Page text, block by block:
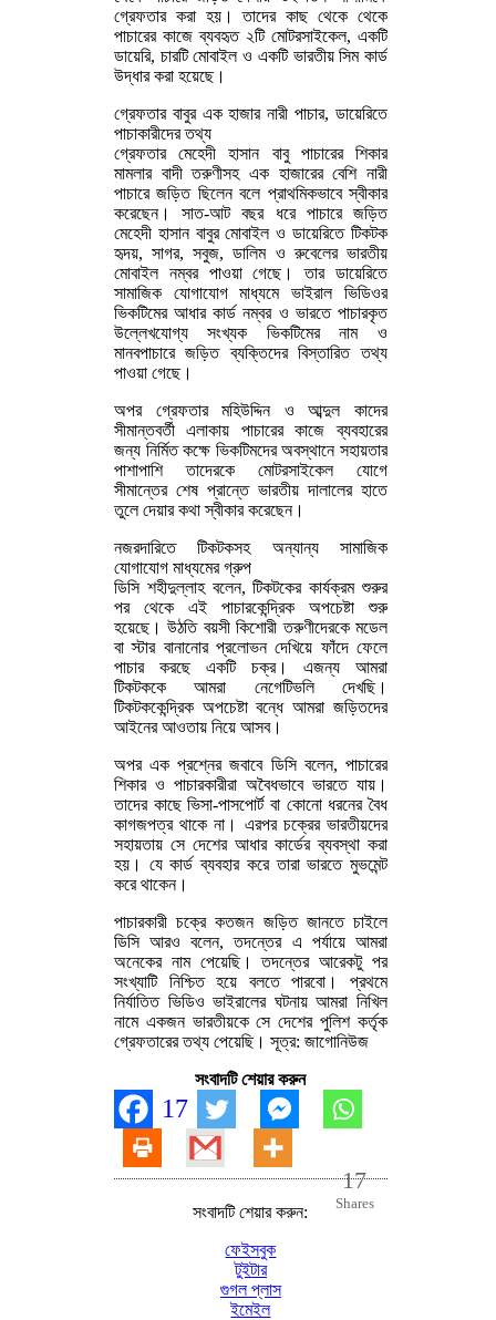
গ্রেফতার করা হয়। তাদের কাছ থেকে থেকে
পাচারের কাজে ব্যবহৃত ২টি মোটরসাইকেল, একটি
ডায়েরি, চারটি মোবাইল ও একটি ভারতীয় সিম কার্ড
উদ্ধার করা হয়েছে।
গ্রেফতার বাবুর এক হাজার নারী পাচার, ডায়েরিতে
পাচাকারীদের তথ্য
গ্রেফতার মেহেদী হাসান বাবু পাচারের শিকার
মামলার বাদী তরুণীসহ এক হাজারের বেশি নারী
পাচারে জড়িত ছিলেন বলে প্রাথমিকভাবে স্বীকার
করেছেন। সাত-আট বছর ধরে পাচারে জড়িত
মেহেদী হাসান বাবুর মোবাইল ও ডায়েরিতে টিকটক
হৃদয়, সাগর, সবুজ, ডালিম ও রুবেলের ভারতীয়
মোবাইল নম্বর পাওয়া গেছে। তার ডায়েরিতে
সামাজিক যোগাযোগ মাধ্যমে ভাইরাল ভিডিওর
ভিকটিমের আধার কার্ড নম্বর ও ভারতে পাচারকৃত
উল্লেখযোগ্য সংখ্যক ভিকটিমের নাম ও
মানবপাচারে জড়িত ব্যক্তিদের বিস্তারিত তথ্য
পাওয়া গেছে।
অপর গ্রেফতার মহিউদ্দিন ও আব্দুল কাদের
সীমান্তবর্তী এলাকায় পাচারের কাজে ব্যবহারের
জন্য নির্মিত কক্ষে ভিকটিমদের অবস্থানে সহায়তার
পাশাপাশি তাদেরকে মোটরসাইকেল যোগে
সীমান্তের শেষ প্রান্তে ভারতীয় দালালের হাতে
তুলে দেয়ার কথা স্বীকার করেছেন।
নজরদারিতে টিকটকসহ অন্যান্য সামাজিক
যোগাযোগ মাধ্যমের গ্রুপ
ডিসি শহীদুল্লাহ বলেন, টিকটকের কার্যক্রম শুরুর
পর থেকে এই পাচারকেন্দ্রিক অপচেষ্টা শুরু
হয়েছে। উঠতি বয়সী কিশোরী তরুণীদেরকে মডেল
বা স্টার বানানোর প্রলোভন দেখিয়ে ফাঁদে ফেলে
পাচার করছে একটি চক্র। এজন্য আমরা
টিকটককে আমরা নেগেটিভলি দেখছি।
টিকটককেন্দ্রিক অপচেষ্টা বন্ধে আমরা জড়িতদের
আইনের আওতায় নিয়ে আসব।
অপর এক প্রশ্নের জবাবে ডিসি বলেন, পাচারের
শিকার ও পাচারকারীরা অবৈধভাবে ভারতে যায়।
তাদের কাছে ভিসা-পাসপোর্ট বা কোনো ধরনের বৈধ
কাগজপত্র থাকে না। এরপর চক্রের ভারতীয়দের
সহায়তায় সে দেশের আধার কার্ডের ব্যবস্থা করা
হয়। যে কার্ড ব্যবহার করে তারা ভারতে মুভমেন্ট
করে থাকেন।
পাচারকারী চক্রে কতজন জড়িত জানতে চাইলে
ডিসি আরও বলেন, তদন্তের এ পর্যায়ে আমরা
অনেকের নাম পেয়েছি। তদন্তের আরেকটু পর
সংখ্যাটি নিশ্চিত হয়ে বলতে পারবো। প্রথমে
নির্যাতিত ভিডিও ভাইরালের ঘটনায় আমরা নিখিল
নামে একজন ভারতীয়কে সে দেশের পুলিশ কর্তৃক
গ্রেফতারের তথ্য পেয়েছি। সূত্র: জাগোনিউজ
সংবাদটি শেয়ার করুন
17
17
Shares
সংবাদটি শেয়ার করুন:
ফেইসবুক
টুইটার
গুগল প্লাস
ইমেইল